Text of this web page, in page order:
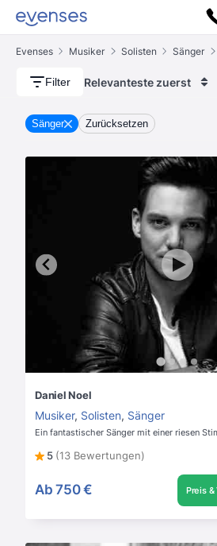
Evenses Musiker Solisten Sänger
Filter Relevanteste zuerst
Sänger Zurücksetzen
Daniel Noel
Musiker, Solisten, Sänger
Ein fantastischer Sänger mit einer riesen
5 (13 Bewertungen)
Ab 750 € Preis